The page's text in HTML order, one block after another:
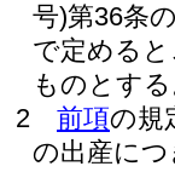
号)第36条
で定める
ものとす
2
前項の規
の出産に